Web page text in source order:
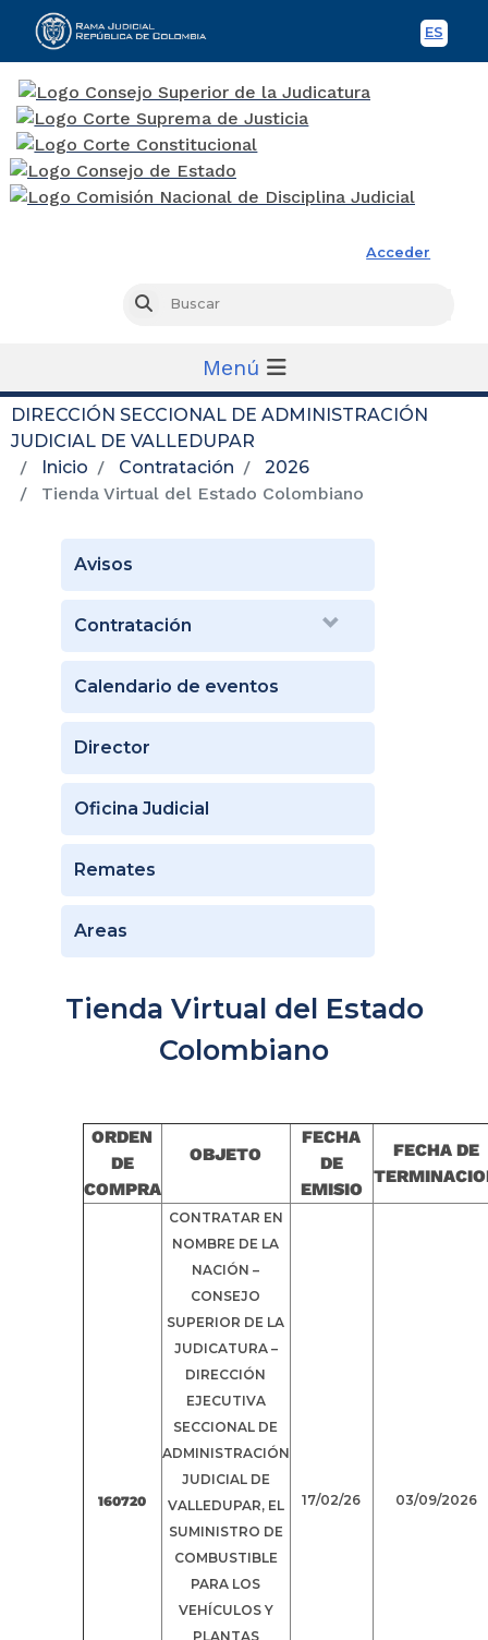
ES
Acceder
Buscar
Menú
DIRECCIÓN SECCIONAL DE ADMINISTRACIÓN
JUDICIAL DE VALLEDUPAR
Inicio
Contratación
2026
Tienda Virtual del Estado Colombiano
Avisos
Contratación
Calendario de eventos
Director
Oficina Judicial
Remates
Areas
Tienda Virtual del Estado
Colombiano
ORDEN
DE
COMPRA
OBJETO
FECHA
DE
EMISIO
FECHA DE
160720
CONTRATAR EN
NOMBRE DE LA
NACIÓN –
CONSEJO
SUPERIOR DE LA
JUDICATURA –
DIRECCIÓN
EJECUTIVA
SECCIONAL DE
ADMINISTRACIÓN
JUDICIAL DE
VALLEDUPAR, EL
SUMINISTRO DE
COMBUSTIBLE
PARA LOS
VEHÍCULOS Y
PLANTAS
17/02/26 03/09/2026